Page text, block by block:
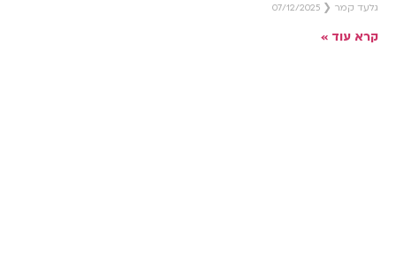
גלעד קמר
קרא עוד »